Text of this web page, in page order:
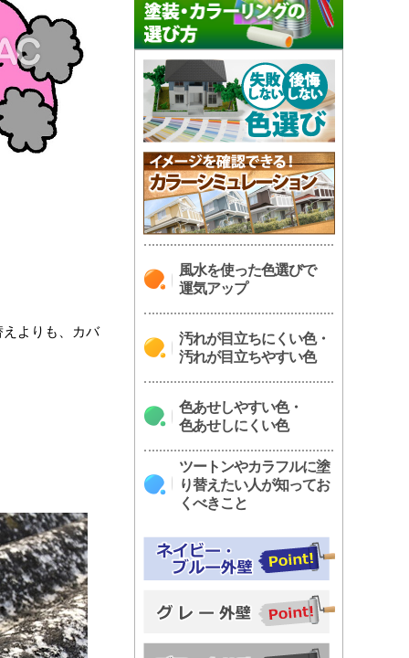
よりも、カバ
風水を使った色選びで
運気アップ
汚れが目立ちにくい色・
汚れが目立ちやすい色
色あせしやすい色・
色あせしにくい色
ツートンやカラフルに塗
り替えたい人が知ってお
くべきこと